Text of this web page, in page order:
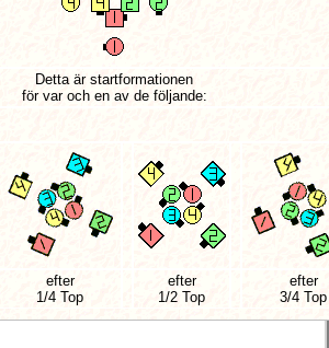
Detta är startformationen
för var och en av de följande:
efter
1/4 Top
efter
1/2 Top
efter
3/4 Top